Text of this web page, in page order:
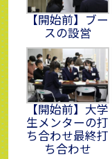
【開始前】ブー
スの設営
【開始前】大学
生メンターの打
ち合わせ最終打
ち合わせ